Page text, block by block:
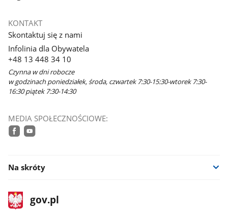
KONTAKT
Skontaktuj się z nami
Infolinia dla Obywatela
+48 13 448 34 10
Czynna w dni robocze
w godzinach poniedziałek, środa, czwartek 7:30-15:30-wtorek 7:30-
16:30 piątek 7:30-14:30
MEDIA SPOŁECZNOŚCIOWE:
Na skróty
stopka
gov.plStrona
gov.pl